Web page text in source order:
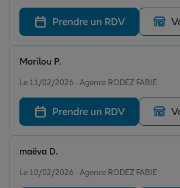
Prendre un RDV
Le 11/02/2026 - Agence RODEZ FABIE
Marilou P.
Prendre un RDV
Le 10/02/2026 - Agence RODEZ FABIE
maëva D.